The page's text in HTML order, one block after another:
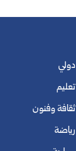
دولي
تعليم
ثقافة وفنون
رياضة